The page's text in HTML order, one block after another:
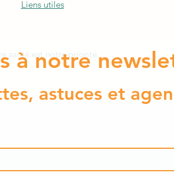
Liens utiles
santé est notre priorité.
par Pharmacie Themlin.
à notre
astuces et ag